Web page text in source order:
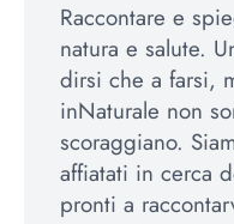
Raccontare e
natura e salute.
dirsi che a farsi,
inNaturale non
scoraggiano.
affiatati in cerca
pronti a